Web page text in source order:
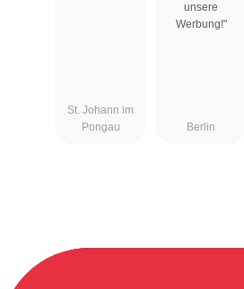
St. Johann im
Pongau
unsere
Werbung!"
Berlin